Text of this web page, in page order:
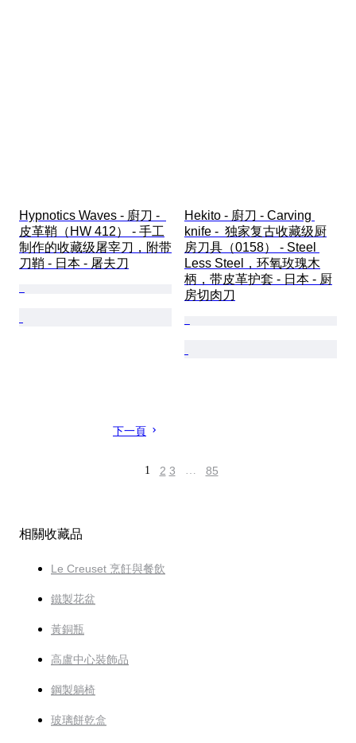
Hypnotics Waves - 廚刀 -
皮革鞘（HW 412） - 手工
制作的收藏级屠宰刀，附带
刀鞘 - 日本 - 屠夫刀
Hekito - 廚刀 - Carving
knife -  独家复古收藏级厨
房刀具（0158） - Steel
Less Steel，环氧玫瑰木
柄，带皮革护套 - 日本 - 厨
房切肉刀
下一頁
1 2 3 … 85
相關收藏品
Le Creuset 烹飪與餐飲
鐵製花盆
黃銅瓶
高盧中心裝飾品
鋼製躺椅
玻璃餅乾盒